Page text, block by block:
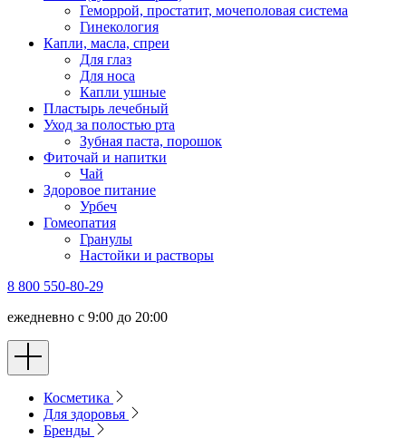
Геморрой, простатит, мочеполовая система
Гинекология
Капли, масла, спреи
Для глаз
Для носа
Капли ушные
Пластырь лечебный
Уход за полостью рта
Зубная паста, порошок
Фиточай и напитки
Чай
Здоровое питание
Урбеч
Гомеопатия
Гранулы
Настойки и растворы
8 800 550-80-29
ежедневно с 9:00 до 20:00
Косметика
Для здоровья
Бренды